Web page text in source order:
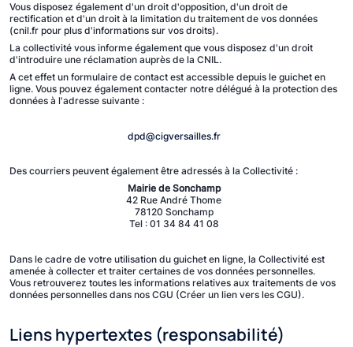
Vous disposez également d'un droit d'opposition, d'un droit de
rectification et d'un droit à la limitation du traitement de vos données
(cnil.fr pour plus d'informations sur vos droits).
La collectivité vous informe également que vous disposez d'un droit
d'introduire une réclamation auprès de la CNIL.
A cet effet un formulaire de contact est accessible depuis le guichet en
ligne. Vous pouvez également contacter notre délégué à la protection des
données à l'adresse suivante :
dpd@cigversailles.fr
Des courriers peuvent également être adressés à la Collectivité :
Mairie de Sonchamp
42 Rue André Thome
78120 Sonchamp
Tel : 01 34 84 41 08
Dans le cadre de votre utilisation du guichet en ligne, la Collectivité est
amenée à collecter et traiter certaines de vos données personnelles.
Vous retrouverez toutes les informations relatives aux traitements de vos
données personnelles dans nos CGU (Créer un lien vers les CGU).
Liens hypertextes (responsabilité)